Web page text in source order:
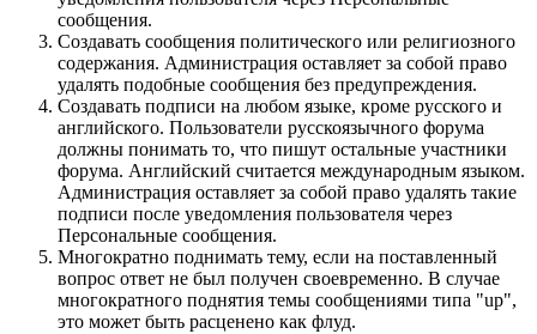
сообщения.
Создавать сообщения политического или религиозного
содержания. Администрация оставляет за собой право
удалять подобные сообщения без предупреждения.
Создавать подписи на любом языке, кроме русского и
английского. Пользователи русскоязычного форума
должны понимать то, что пишут остальные участники
форума. Английский считается международным языком.
Администрация оставляет за собой право удалять такие
подписи после уведомления пользователя через
Персональные сообщения.
Многократно поднимать тему, если на поставленный
вопрос ответ не был получен своевременно. В случае
многократного поднятия темы сообщениями типа "up",
это может быть расценено как флуд.